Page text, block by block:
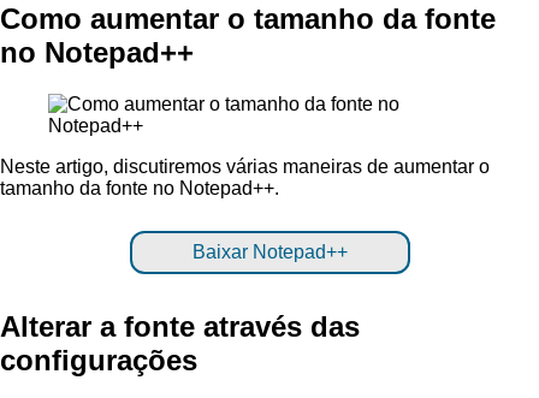
Como aumentar o tamanho da fonte
no Notepad++
Neste artigo, discutiremos várias maneiras de aumentar o
tamanho da fonte no Notepad++.
Baixar Notepad++
Alterar a fonte através das
configurações